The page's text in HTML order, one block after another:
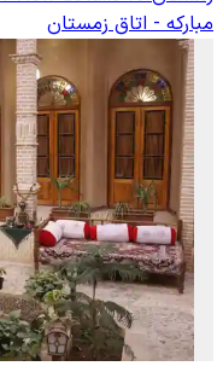
مبارکه - اتاق زمستان